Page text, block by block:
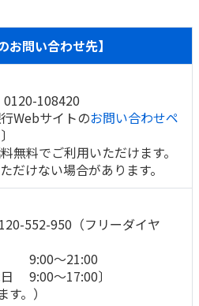
お問い合わせ先】
0120-108420
Webサイトのお問い合わせペ
無料でご利用いただけます。
けない場合があります。
552-950（フリーダイヤ
9:00～21:00
～17:00〕
。）